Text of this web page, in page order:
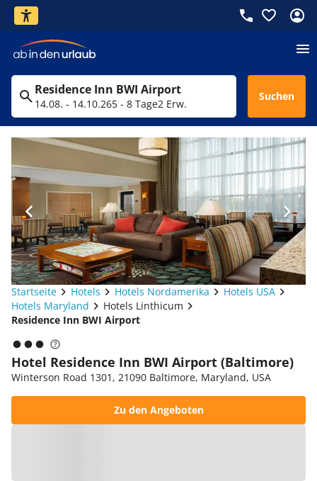
Residence Inn BWI Airport
14.08. - 14.10.265 - 8 Tage2 Erw.
Suchen
Startseite Hotels Hotels Nordamerika
Hotels USA
Hotels Maryland
Hotels Linthicum
Residence Inn BWI Airport
Hotel Residence Inn BWI Airport (Baltimore)
Winterson Road 1301, 21090 Baltimore, Maryland, USA
Zu den Angeboten